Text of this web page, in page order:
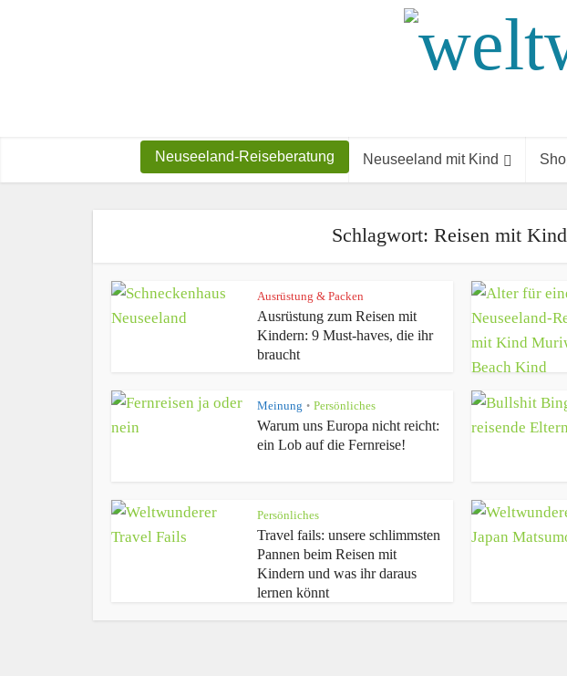
Neuseeland-Reiseberatung Neuseeland mit Kind
Schlagwort: Reisen mit
Ausrüstung & Packen
Ausrüstung zum Reisen mit
Kindern: 9 Must-haves, die ihr
braucht
Meinung • Persönliches
Warum uns Europa nicht reicht:
ein Lob auf die Fernreise!
Persönliches
Travel fails: unsere schlimmsten
Pannen beim Reisen mit
Kindern und was ihr daraus
lernen könnt